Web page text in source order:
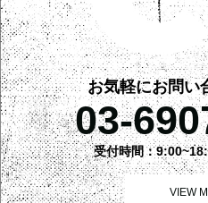
お気軽にお問い
03-
受付時間：
VIEW